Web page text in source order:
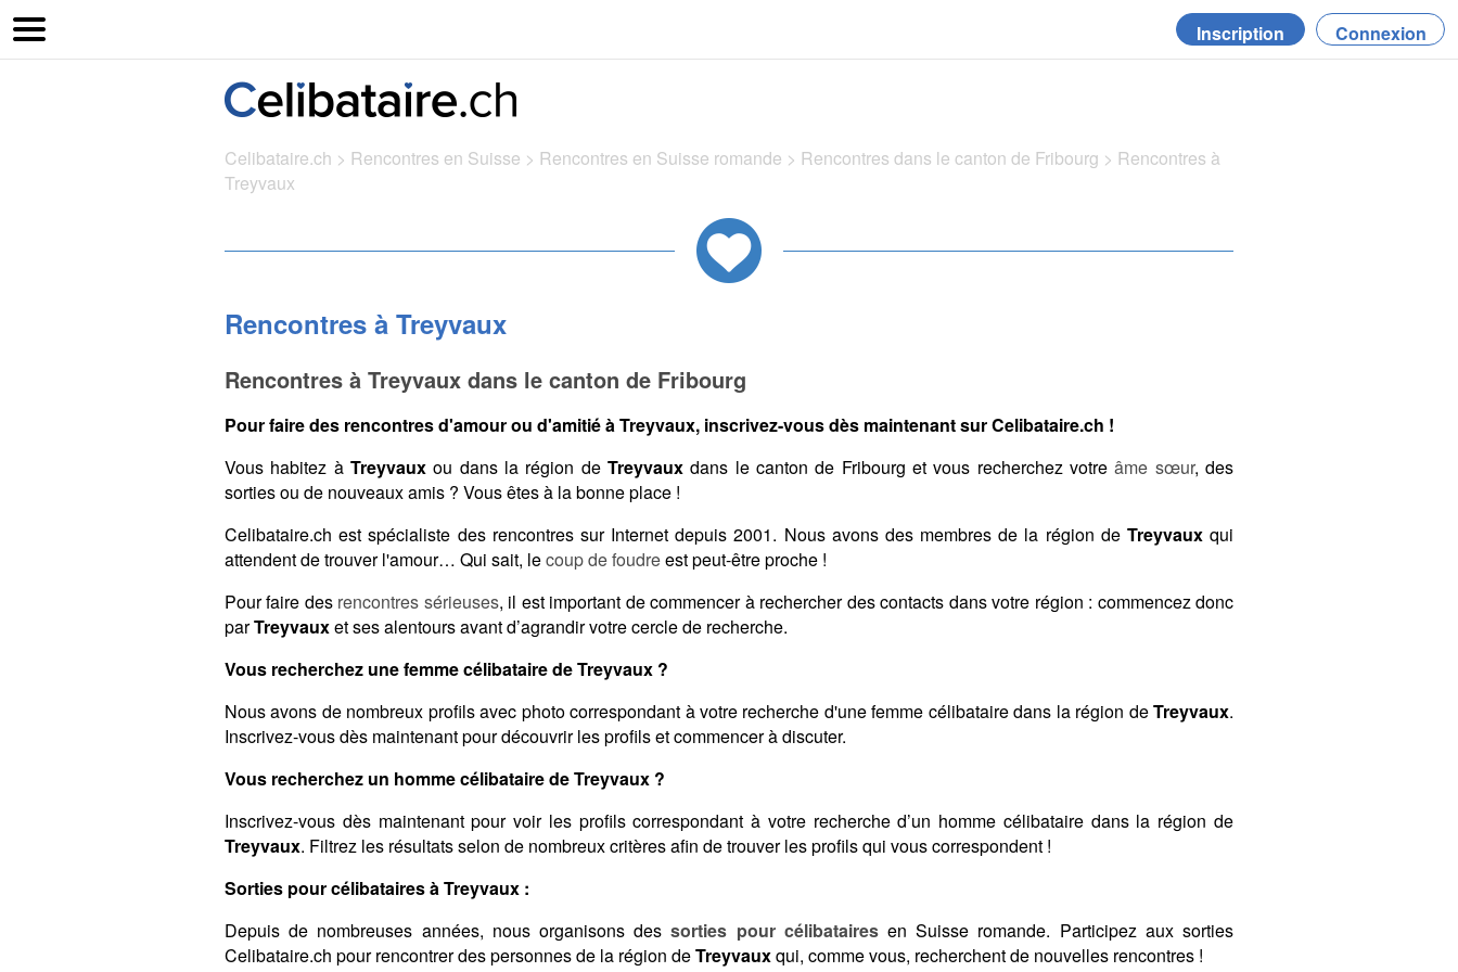
Inscription Connexion
Celibataire.ch > Rencontres en Suisse > Rencontres en Suisse romande > Rencontres dans le canton de Fribourg > Rencontres à
Treyvaux
Rencontres à Treyvaux
Rencontres à Treyvaux dans le canton de Fribourg
Pour faire des rencontres d'amour ou d'amitié à Treyvaux, inscrivez-vous dès maintenant sur Celibataire.ch !
Vous habitez à Treyvaux ou dans la région de Treyvaux dans le canton de Fribourg et vous recherchez votreâme sœur, des
sorties ou de nouveaux amis ? Vous êtes à la bonne place !
Celibataire.ch est spécialiste des rencontres sur Internet depuis 2001. Nous avons des membres de la région de Treyvauxqui
attendent de trouver l'amour… Qui sait, lecoup de foudreest peut-être proche !
Pour faire des rencontres sérieuses, il est important de commencer à rechercher des contacts dans votre région : commencez donc
parTreyvauxet ses alentours avant d’agrandir votre cercle de recherche.
Vous recherchez une femme célibataire de Treyvaux ?
Nous avons de nombreux profils avec photo correspondant à votre recherche d'une femme célibataire dans la région deTreyvaux.
Inscrivez-vous dès maintenant pour découvrir les profils et commencer à discuter.
Vous recherchez un homme célibataire de Treyvaux ?
Inscrivez-vous dès maintenant pour voir les profils correspondant à votre recherche d’un homme célibataire dans la région de
Treyvaux. Filtrez les résultats selon de nombreux critères afin de trouver les profils qui vous correspondent !
Sorties pour célibataires à Treyvaux :
Depuis de nombreuses années, nous organisons dessorties pour célibatairesen Suisse romande. Participez aux sorties
Celibataire.ch pour rencontrer des personnes de la région deTreyvauxqui, comme vous, recherchent de nouvelles rencontres !